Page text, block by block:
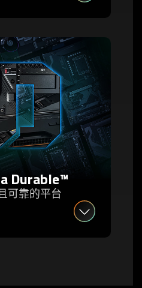
Durable™
可靠的平台